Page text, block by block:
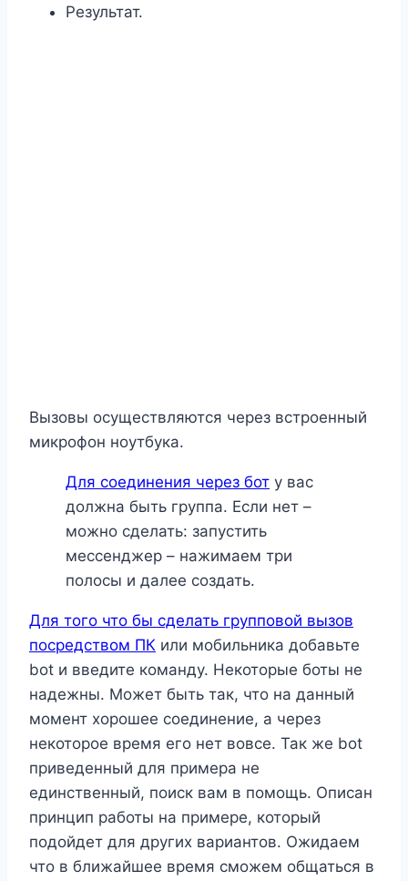
Результат.
Вызовы осуществляются через встроенный
микрофон ноутбука.
Для соединения через бот у вас
должна быть группа. Если нет –
можно сделать: запустить
мессенджер – нажимаем три
полосы и далее создать.
Для того что бы сделать групповой вызов
посредством ПК или мобильника добавьте
bot и введите команду. Некоторые боты не
надежны. Может быть так, что на данный
момент хорошее соединение, а через
некоторое время его нет вовсе. Так же bot
приведенный для примера не
единственный, поиск вам в помощь. Описан
принцип работы на примере, который
подойдет для других вариантов. Ожидаем
что в ближайшее время сможем общаться в